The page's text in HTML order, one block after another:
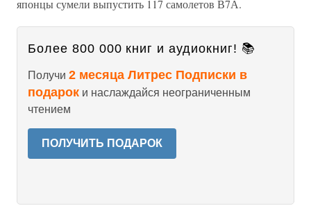
японцы сумели выпустить 117 самолетов В7А.
Более 800 000 книг и аудиокниг! 📚
Получи 2 месяца Литрес Подписки в
подарок и наслаждайся неограниченным
чтением
ПОЛУЧИТЬ ПОДАРОК